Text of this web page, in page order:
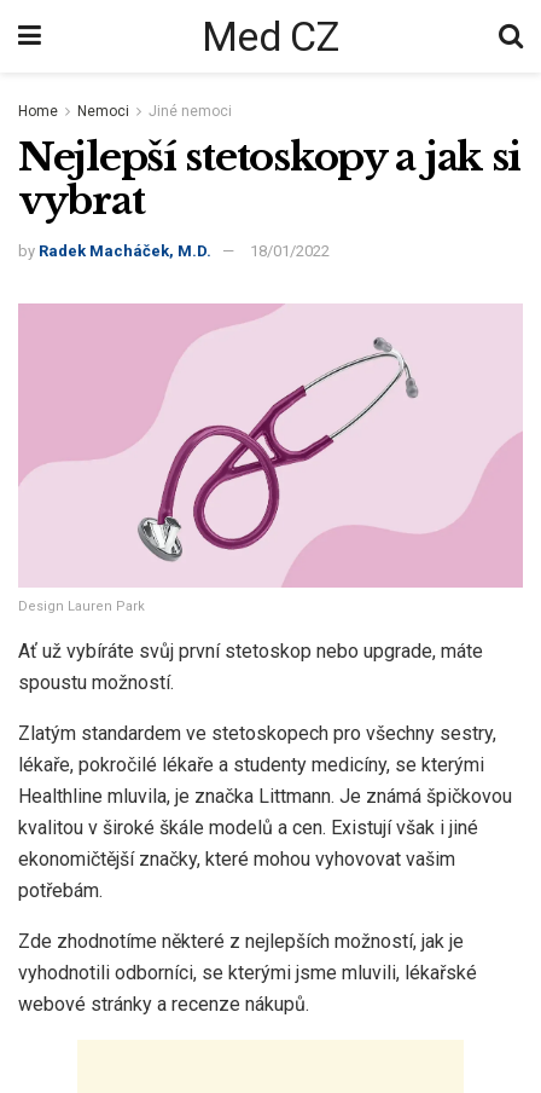
Med CZ
Home Nemoci Jiné nemoci
Nejlepší stetoskopy a jak si
vybrat
by Radek Macháček, M.D. 18/01/2022
Design Lauren Park
Ať už vybíráte svůj první stetoskop nebo upgrade, máte
spoustu možností.
Zlatým standardem ve stetoskopech pro všechny sestry,
lékaře, pokročilé lékaře a studenty medicíny, se kterými
Healthline mluvila, je značka Littmann. Je známá špičkovou
kvalitou v široké škále modelů a cen. Existují však i jiné
ekonomičtější značky, které mohou vyhovovat vašim
potřebám.
Zde zhodnotíme některé z nejlepších možností, jak je
vyhodnotili odborníci, se kterými jsme mluvili, lékařské
webové stránky a recenze nákupů.